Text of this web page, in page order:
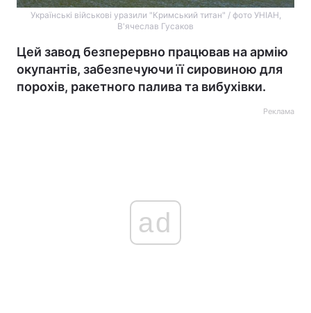
Українські військові уразили "Кримський титан" / фото УНІАН,
В'ячеслав Гусаков
Цей завод безперервно працював на армію
окупантів, забезпечуючи її сировиною для
порохів, ракетного палива та вибухівки.
Реклама
ad